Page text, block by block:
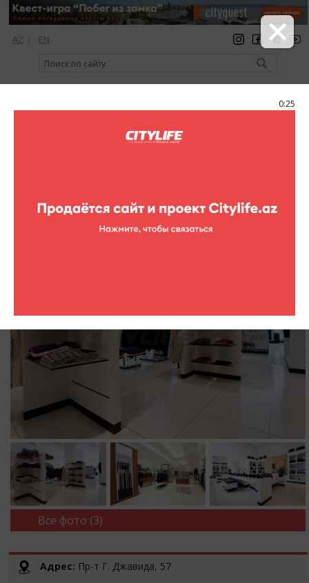
0:25
AZ | EN
регистрация вход Citylife Magazine
Cinici
Все фото (3)
Адрес: Пр-т Г. Джавида, 57